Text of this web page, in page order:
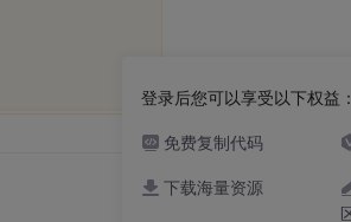
登录后您可以享受以下权益：
免费复制代码
下载海量资源